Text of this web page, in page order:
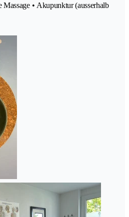
• Akupunktur (ausserhalb